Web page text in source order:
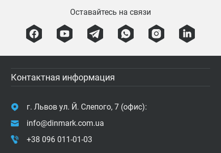
Оставайтесь на связи
Контактная информация
г. Львов ул. Й. Слепого, 7 (офис):
info@dinmark.com.ua
+38 096 011-01-03